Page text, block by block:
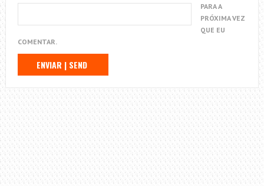
PARA A
PRÓXIMA VEZ
QUE EU
COMENTAR.